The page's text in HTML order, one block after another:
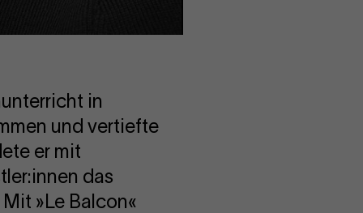
in
und vertiefte
er mit
das
»Le Balcon«